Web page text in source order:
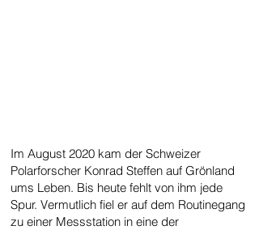
Im August 2020 kam der Schweizer
Polarforscher Konrad Steffen auf Grönland
ums Leben. Bis heute fehlt von ihm jede
Spur. Vermutlich fiel er auf dem Routinegang
zu einer Messstation in eine der